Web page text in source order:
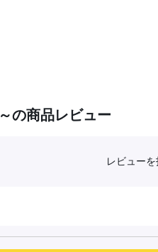
の商品レビュー
レビュー